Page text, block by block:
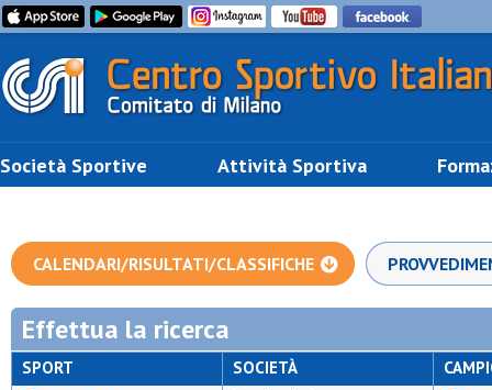
Società Sportive Attività Sportiva
CALENDARI/RISULTATI/CLASSIFICHE
Effettua la ricerca
SPORT SOCIETÀ